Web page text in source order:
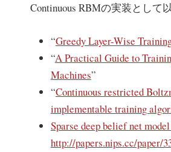
Continuous RBMの実装として
“Greedy Layer-Wise
“A Practical Guide to
Machines”
“Continuous restricted
implementable training
Sparse deep belief net
http://papers.nips.cc/paper/